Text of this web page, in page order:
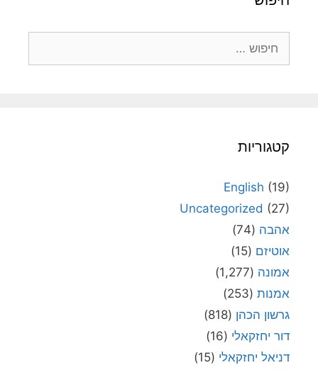
קטגוריות
English (19)
Uncategorized (27)
אהבה (74)
אוטיזם (15)
אמונה (1,277)
אמנות (253)
גרשון הכהן (818)
דור יחזקאלי (16)
דניאל יחזקאלי (15)